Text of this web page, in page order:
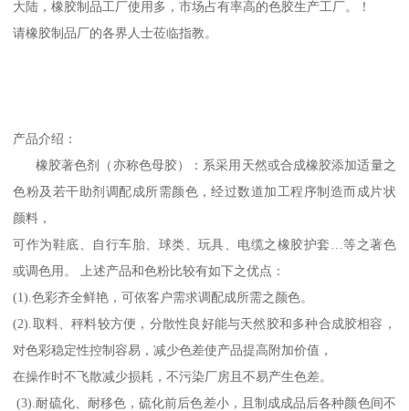
大陆，橡胶制品工厂使用多，市场占有率高的色胶生产工厂。！
请橡胶制品厂的各界人士莅临指教。
产品介绍：
橡胶著色剂（亦称色母胶）：系采用天然或合成橡胶添加适量之
色粉及若干助剂调配成所需颜色，经过数道加工程序制造而成片状
颜料，
可作为鞋底、自行车胎、球类、玩具、电缆之橡胶护套…等之著色
或调色用。 上述产品和色粉比较有如下之优点：
(1).色彩齐全鲜艳，可依客户需求调配成所需之颜色。
(2).取料、秤料较方便，分散性良好能与天然胶和多种合成胶相容，
对色彩稳定性控制容易，减少色差使产品提高附加价值，
在操作时不飞散减少损耗，不污染厂房且不易产生色差。
(3).耐硫化、耐移色，硫化前后色差小，且制成成品后各种颜色间不